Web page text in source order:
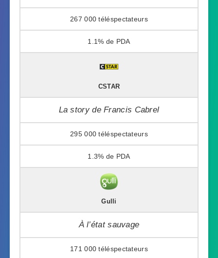
267 000
1.1%
CSTAR
La story de Francis Cabrel
295 000
1.3%
Gulli
À l’état sauvage
171 000